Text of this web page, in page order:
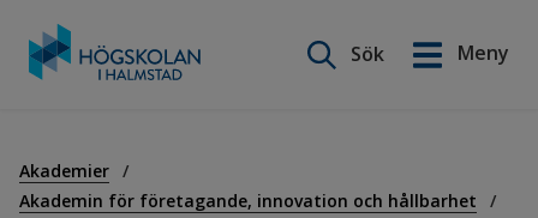
innehåll
Sök
Meny
Akademier
Akademin för företagande, innovation och hållbarhet
English
Utbildning